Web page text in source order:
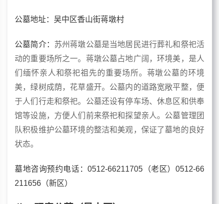
公墓地址：吴中区香山街蒋墩村
公墓简介： 苏州蒋墩公墓是当地居民进行葬礼和祭祀活
动的重要场所之一。蒋墩公墓占地广阔，环境美，是人
们缅怀亲人和祭祀祖先的重要场所。蒋墩公墓的环境
美，绿树成荫，花草盛开。公墓内的道路宽敞平整，便
于人们行走和祭祀。公墓还设有停车场、休息区和供奉
馆等设施，方便人们前来祭祀和探望亲人。公墓管理团
队积极维护公墓环境的整洁和美观，保证了墓地的良好
状态。
墓地咨询预约电话：0512-66211705（老区）0512-66
211656（新区）